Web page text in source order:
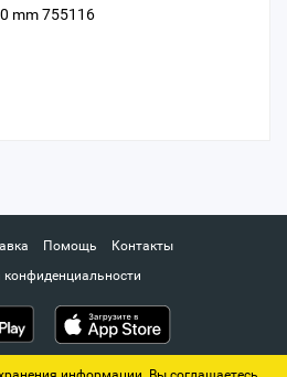
mm 755116
Помощь
Контакты
конфиденциальности